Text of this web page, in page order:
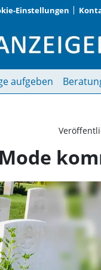
Einstellungen
aufgeben